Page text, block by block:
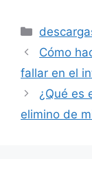
Cómo
fallar en el
¿Qué es
elimino de